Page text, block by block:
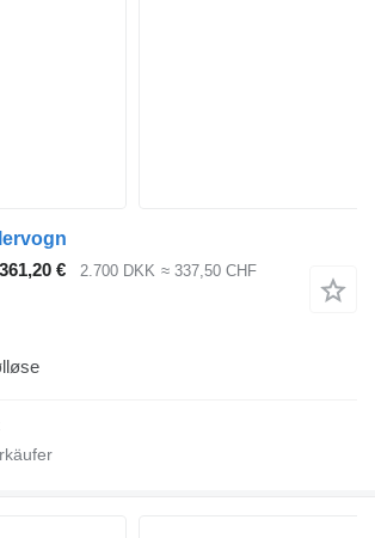
361,20 €
2.700 DKK ≈ 337,50 CHF